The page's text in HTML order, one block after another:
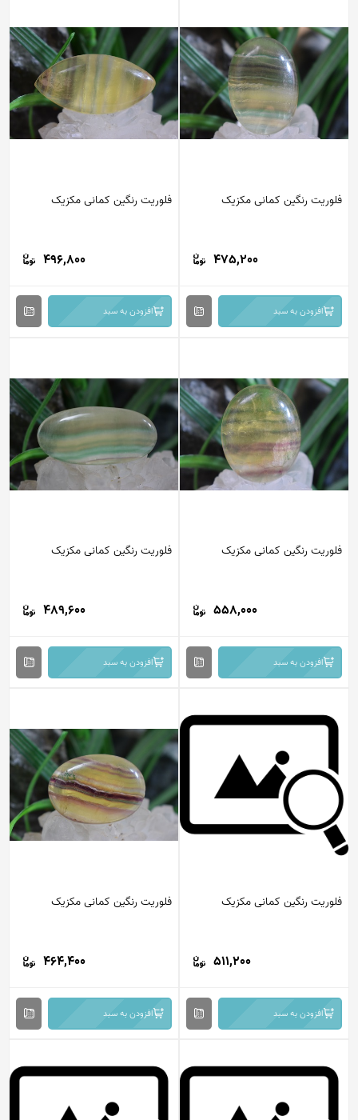
فلوریت رنگین کمانی مکزیک
475,200
افزودن به سبد
فلوریت رنگین کمانی مکزیک
496,800
افزودن به سبد
فلوریت رنگین کمانی مکزیک
558,000
افزودن به سبد
فلوریت رنگین کمانی مکزیک
489,600
افزودن به سبد
فلوریت رنگین کمانی مکزیک
511,200
افزودن به سبد
فلوریت رنگین کمانی مکزیک
464,400
افزودن به سبد